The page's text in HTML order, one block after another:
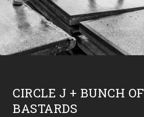
CIRCLE J + BUNCH OF
BASTARDS